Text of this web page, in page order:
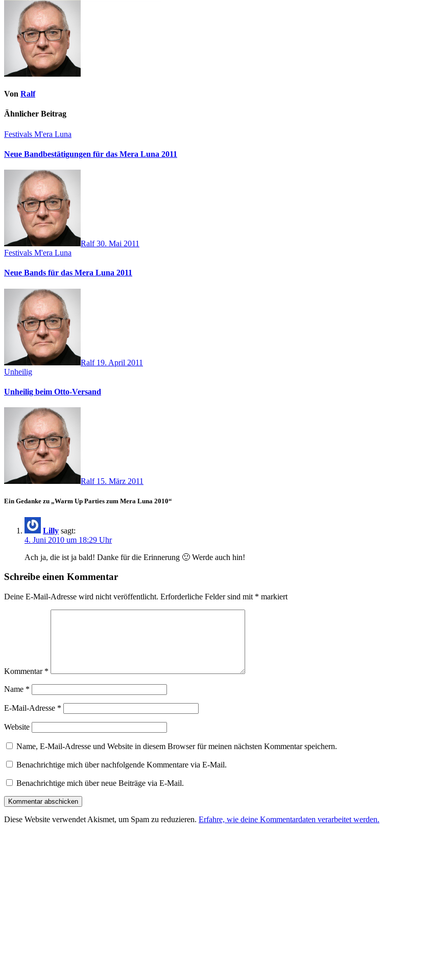
Von Ralf
Ähnlicher Beitrag
Festivals M'era Luna
Neue Bandbestätigungen für das Mera Luna 2011
Ralf30. Mai 2011
Festivals M'era Luna
Neue Bands für das Mera Luna 2011
Ralf 19. April 2011
Unheilig
Unheilig beim Otto-Versand
Ralf 15. März 2011
Ein Gedanke zu „Warm Up Parties zum Mera Luna 2010“
Lilly sagt:
4. Juni 2010 um 18:29 Uhr
Ach ja, die ist ja bald! Danke für die Erinnerung 🙂 Werde auch hin!
Schreibe einen Kommentar
Deine E-Mail-Adresse wird nicht veröffentlicht. Erforderliche Felder sind mit * markiert
Kommentar *
Name *
E-Mail-Adresse *
Website
Name, E-Mail-Adresse und Website in diesem Browser für meinen nächsten Kommentar speichern.
Benachrichtige mich über nachfolgende Kommentare via E-Mail.
Benachrichtige mich über neue Beiträge via E-Mail.
Diese Website verwendet Akismet, um Spam zu reduzieren. Erfahre, wie deine Kommentardaten verarbeitet werden.